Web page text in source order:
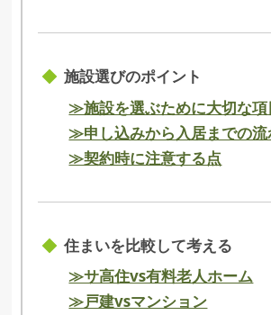
施設選びのポイント
≫施設を選ぶために大切な項
≫申し込みから入居までの流
≫契約時に注意する点
住まいを比較して考える
≫サ高住vs有料老人ホーム
≫戸建vsマンション